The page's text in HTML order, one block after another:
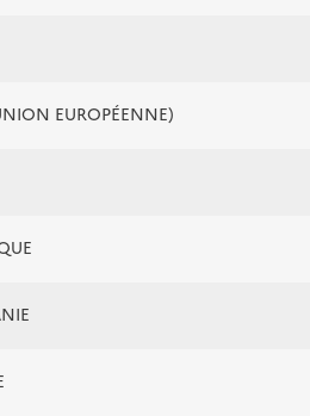
EUROPÉENNE)